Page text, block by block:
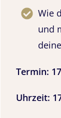
Wie
und
Termin:
Uhrzeit: